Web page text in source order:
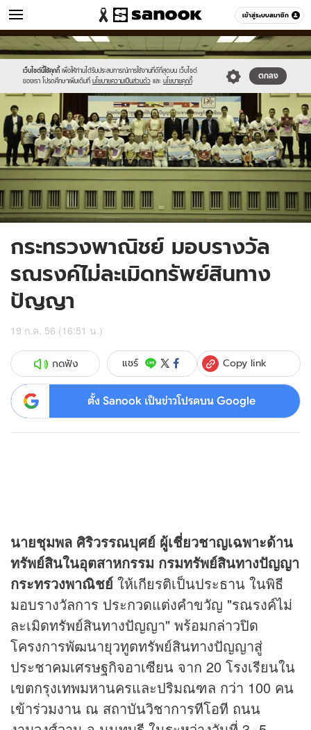
เข้าสู่ระบบสมาชิก
ข่าว หมวดอื่นๆ
เว็บไซต์นี้ใช้คุกกี้ เพื่อให้ท่านได้รับประสบการณ์การใช้งานที่ดีที่สุดบน เว็บไซต์
ของเรา โปรดศึกษาเพิ่มเติมที่ นโยบายความเป็นส่วนตัว และ นโยบายคุกกี้
ตกลง
Sanook
//s.isanook.com/sr/0/images/logo-
new-
sanook.png
//s.isanook.com/ns/0/ud/239/1198165/
กระทรวงพาณิชย์ มอบรางวัล
รณรงค์ไม่ละเมิดทรัพย์สินทาง
ปัญญา
19 ก.ค. 56 (16:51 น.)
กดฟัง แชร์ Copy link
ตั้ง Sanook เป็นข่าวโปรดบน Google
นายชุมพล ศิริวรรณบุศย์ ผู้เชี่ยวชาญเฉพาะด้าน
ทรัพย์สินในอุตสาหกรรม กรมทรัพย์สินทางปัญญา
กระทรวงพาณิชย์ ให้เกียรติเป็นประธาน ในพิธี
มอบรางวัลการ ประกวดแต่งคำขวัญ "รณรงค์ไม่
ละเมิดทรัพย์สินทางปัญญา" พร้อมกล่าวปิด
โครงการพัฒนายุวทูตทรัพย์สินทางปัญญาสู่
ประชาคมเศรษฐกิจอาเซียน จาก 20 โรงเรียนใน
เขตกรุงเทพมหานครและปริมณฑล กว่า 100 คน
เข้าร่วมงาน ณ สถาบันวิชาการทีโอที ถนน